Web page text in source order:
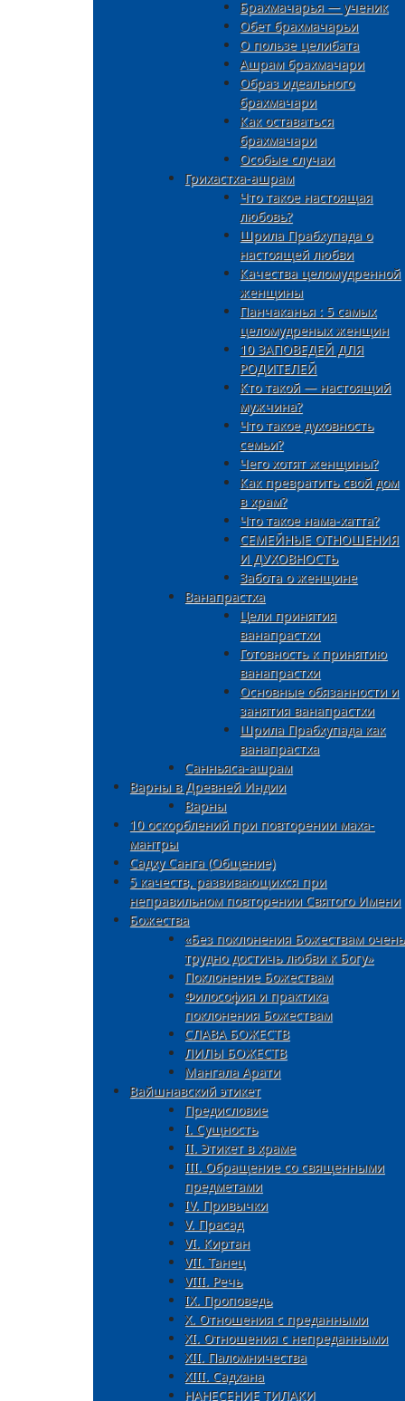
Брахмачарья — ученик
Обет брахмачарьи
О пользе целибата
Ашрам брахмачари
Образ идеального
брахмачари
Как оставаться
брахмачари
Особые случаи
Грихастха-ашрам
Что такое настоящая
любовь?
Шрила Прабхупада о
настоящей любви
Качества целомудренной
женщины
Панчаканья : 5 самых
целомудреных женщин
10 ЗАПОВЕДЕЙ ДЛЯ
РОДИТЕЛЕЙ
Кто такой — настоящий
мужчина?
Что такое духовность
семьи?
Чего хотят женщины?
Как превратить свой дом
в храм?
Что такое нама-хатта?
СЕМЕЙНЫЕ ОТНОШЕНИЯ
И ДУХОВНОСТЬ
Забота о женщине
Ванапрастха
Цели принятия
ванапрастхи
Готовность к принятию
ванапрастхи
Основные обязанности и
занятия ванапрастхи
Шрила Прабхупада как
ванапрастха
Санньяса-ашрам
Варны в Древней Индии
Варны
10 оскорблений при повторении маха-
мантры
Садху Санга (Общение)
5 качеств, развивающихся при
неправильном повторении Святого Имени
Божества
«Без поклонения Божествам очень
трудно достичь любви к Богу»
Поклонение Божествам
Философия и практика
поклонения Божествам
СЛАВА БОЖЕСТВ
ЛИЛЫ БОЖЕСТВ
Мангала Арати
Вайшнавский этикет
Предисловие
I. Сущность
II. Этикет в храме
III. Oбращение со священными
предметами
IV. Привычки
V. Прасад
VI. Киртан
VII. Танец
VIII. Речь
IX. Проповедь
X. Отношения с преданными
XI. Oтношения с непреданными
XII. Паломничества
XIII. Садхана
НАНЕСЕНИЕ ТИЛАКИ